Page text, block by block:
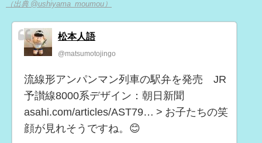
（出典 @ushiyama_moumou）
松本人語
@matsumotojingo
流線形アンパンマン列車の駅弁を発売 JR
予讃線8000系デザイン：朝日新聞
asahi.com/articles/AST79… > お子たちの笑
顔が見れそうですね。😊